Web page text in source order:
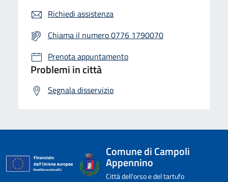
Richiedi assistenza
Chiama il numero 0776 1790070
Prenota appuntamento
Problemi in città
Segnala disservizio
Comune di Campoli
Appennino
Città dell'orso e del tartufo